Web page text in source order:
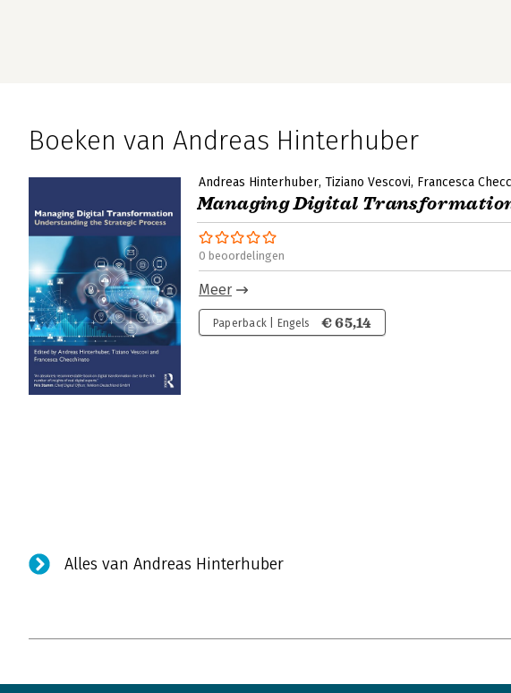
Boeken van Andreas Hinterhuber
Andreas Hinterhuber Tiziano Vescovi Francesca
Managing Digital
0 beoordelingen
Meer
Paperback | Engels € 65,14
Alles van Andreas Hinterhuber